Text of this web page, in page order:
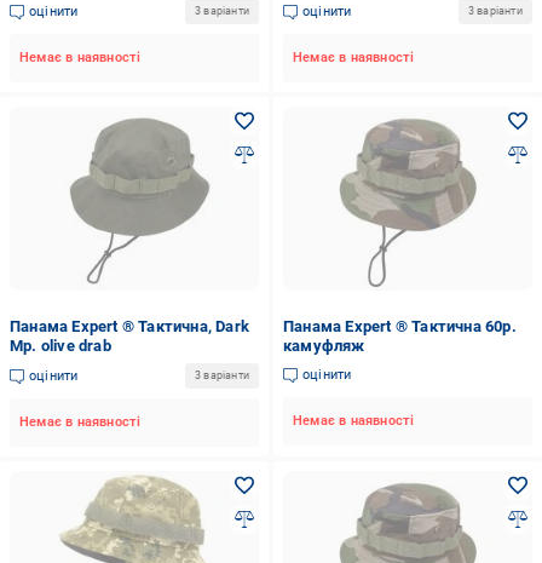
оцінити 3 варіанти
Немає в наявності
оцінити 3 варіанти
Немає в наявності
Панама Expert ® Тактична, Dark
Мр. olive drab
оцінити 3 варіанти
Немає в наявності
Панама Expert ® Тактична 60р.
камуфляж
оцінити
Немає в наявності